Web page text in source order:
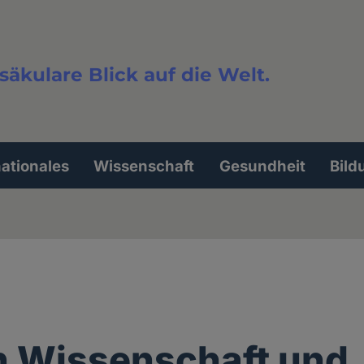
Blick auf die Welt.
Wissenschaft Gesundheit